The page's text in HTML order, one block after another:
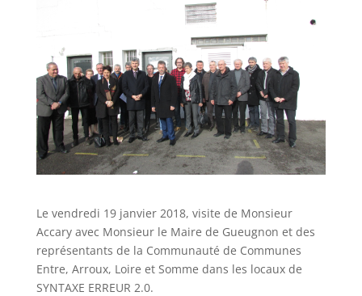
Le vendredi 19 janvier 2018, visite de Monsieur
Accary avec Monsieur le Maire de Gueugnon et des
représentants de la Communauté de Communes
Entre, Arroux, Loire et Somme dans les locaux de
SYNTAXE ERREUR 2.0.